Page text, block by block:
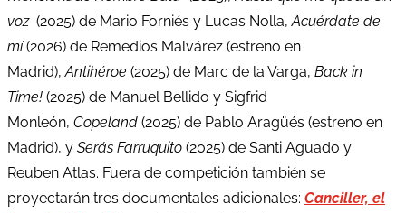
voz (2025) de Mario Forniés y Lucas Nolla,Acuérdate de
mí(2026) de Remedios Malvárez (estreno en
Madrid),Antihéroe (2025) de Marc de la Varga, Back in
Time! (2025) de Manuel Bellido y Sigfrid
Monleón, Copeland (2025) de Pablo Aragüés (estreno en
Madrid), y Serás Farruquito (2025) de Santi Aguado y
Reuben Atlas. Fuera de competición también se
proyectarán tres documentales adicionales: Canciller, el